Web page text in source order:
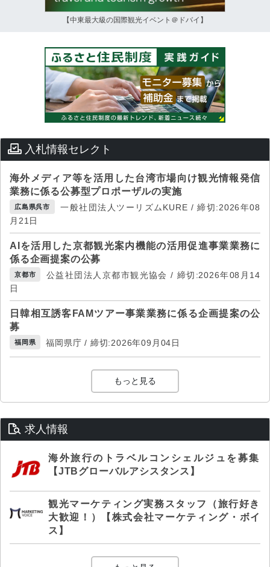
【中東最大級の国際観光イベント＠ドバイ】
入札情報セレクト
海外メディア等を活用した台湾市場向け観光情報発信
業務に係る公募型プロポーザルの実施
広島県呉市
一般社団法人ツーリズムKURE / 締切:2026年08
月21日
AIを活用した京都観光案内機能の活用促進事業業務に
係る企画提案の公募
京都市
公益社団法人京都市観光協会 / 締切:2026年08月14
日
日韓相互誘客FAMツアー事業業務に係る企画提案の公
募
福岡県 福岡県庁 / 締切:2026年09月04日
もっと見る
求人情報
海外旅行のトラベルコンシェルジュを募集
【JTBグローバルアシスタンス】
観光マーケティング実務スタッフ（旅行好き
大歓迎！）【株式会社マーケティング・ボイ
ス】